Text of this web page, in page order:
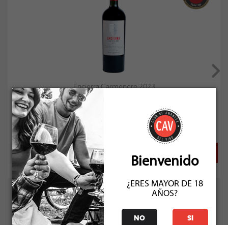
Encierra Carmenere 2023
Bienvenido
¿ERES MAYOR DE 18
AÑOS?
NO SI